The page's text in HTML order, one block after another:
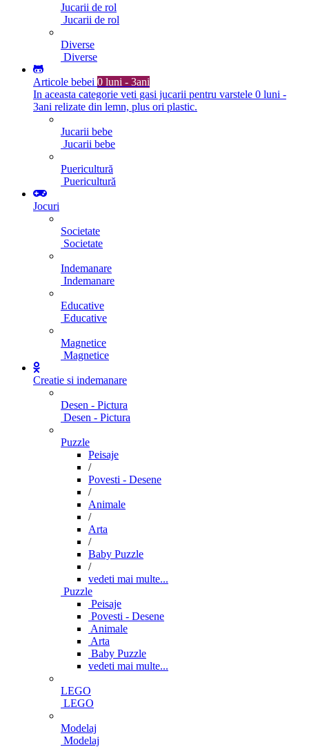
Jucarii de rol
Jucarii de rol
Diverse
Diverse
Articole bebei 0 luni - 3ani
In aceasta categorie veti gasi jucarii pentru varstele 0 luni -
3ani relizate din lemn, plus ori plastic.
Jucarii bebe
Jucarii bebe
Puericultură
Puericultură
Jocuri
Societate
Societate
Indemanare
Indemanare
Educative
Educative
Magnetice
Magnetice
Creatie si indemanare
Desen - Pictura
Desen - Pictura
Puzzle
Peisaje
/
Povesti - Desene
/
Animale
/
Arta
/
Baby Puzzle
/
vedeti mai multe...
Puzzle
Peisaje
Povesti - Desene
Animale
Arta
Baby Puzzle
vedeti mai multe...
LEGO
LEGO
Modelaj
Modelaj